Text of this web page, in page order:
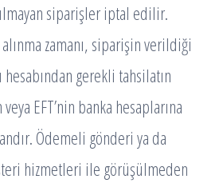
siparişler iptal edilir.
zamanı, siparişin verildiği
gerekli tahsilatın
EFT’nin banka hesaplarına
Ödemeli gönderi ya da
hizmetleri ile görüşülmeden